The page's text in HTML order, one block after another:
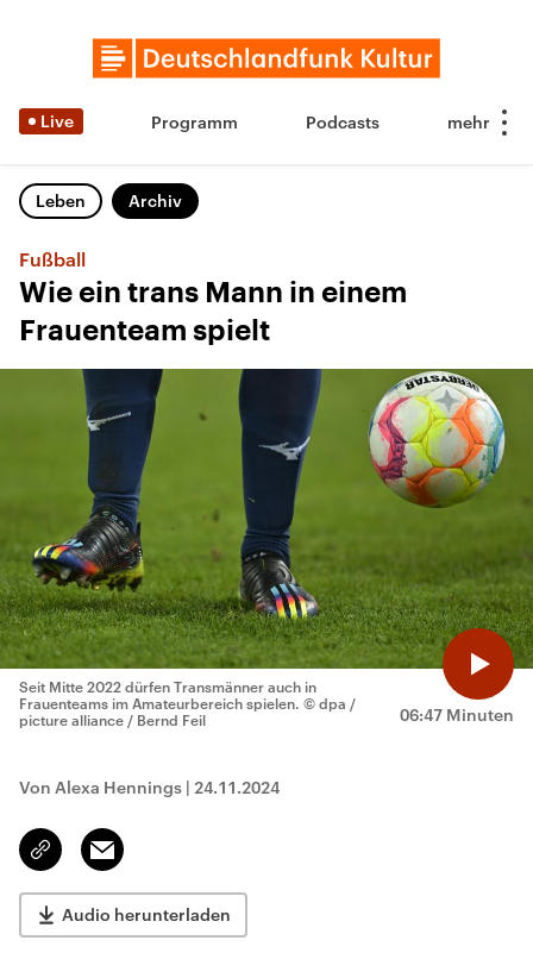
Live Programm Podcasts
Leben Archiv
Fußball
Wie ein trans Mann in einem
Frauenteam spielt
06:47 Minuten
Seit Mitte 2022 dürfen Transmänner auch in
Frauenteams im Amateurbereich spielen. © dpa /
picture alliance / Bernd Feil
Von Alexa Hennings | 24.11.2024
Link
kopieren/teilen
Email
Audio herunterladen